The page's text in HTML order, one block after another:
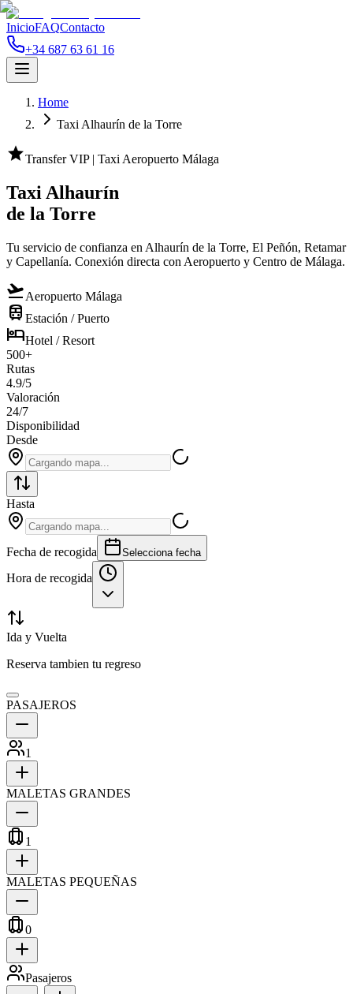
InicioFAQContacto
+34 687 63 61 16
Home
Taxi Alhaurín de la Torre
starTransfer VIP | Taxi Aeropuerto Málaga
Taxi Alhaurín
de la Torre
Tu servicio de confianza en Alhaurín de la Torre, El Peñón, Retamar
y Capellanía. Conexión directa con Aeropuerto y Centro de Málaga.
flight_takeoffAeropuerto Málaga
train Estación / Puerto
hotelHotel / Resort
500+
Rutas
4.9/5
Valoración
24/7
Disponibilidad
Desde
Hasta
Fecha de recogida Selecciona fecha
Hora de recogida
Ida y Vuelta
Reserva tambien tu regreso
PASAJEROS
1
MALETAS GRANDES
1
MALETAS PEQUEÑAS
0
Pasajeros